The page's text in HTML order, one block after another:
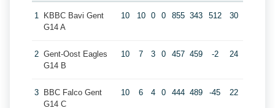
1
KBBC Bavi Gent
G14 A
10 10 0 0 855 343 512 30
2 Gent-Oost Eagles
G14 B
10 7 3 0 457 459 -2 24
3
BBC Falco Gent
G14 C
10 6 4 0 444 489 -45 22